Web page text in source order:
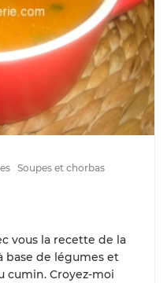
Soupes et chorbas
vous la recette de la
base de légumes et
cumin. Croyez-moi